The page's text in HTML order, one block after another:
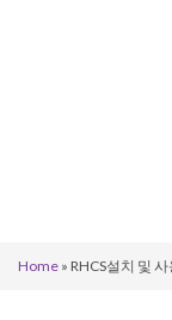
Home » RHCS설치 및